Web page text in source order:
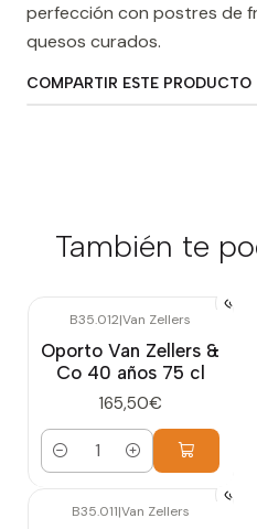
perfección con postres de
quesos curados.
COMPARTIR ESTE PRODUCTO
También te
B35.012|Van Zellers
Oporto Van Zellers &
Co 40 años 75 cl
165,50€
Cantidad
B35.011|Van Zellers